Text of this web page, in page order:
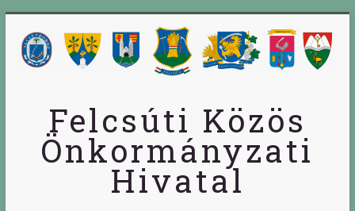
Felcsúti Közös
Önkormányzati
Hivatal